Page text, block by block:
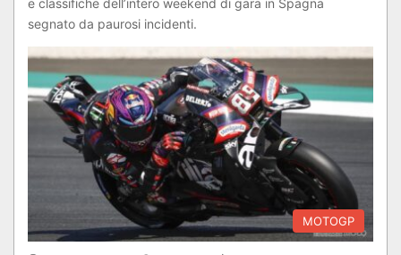
e classifiche dell’intero weekend di gara in Spagna
segnato da paurosi incidenti.
MOTOGP